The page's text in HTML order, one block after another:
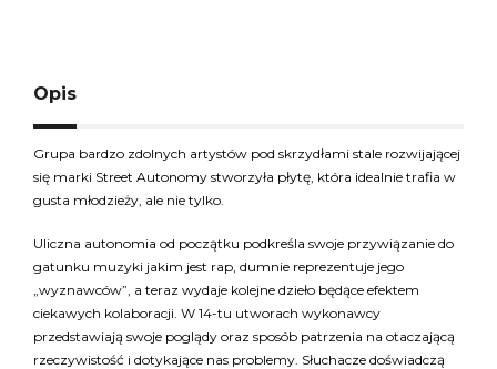
Opis
Grupa bardzo zdolnych artystów pod skrzydłami stale rozwijającej
się marki Street Autonomy stworzyła płytę, która idealnie trafia w
gusta młodzieży, ale nie tylko.
Uliczna autonomia od początku podkreśla swoje przywiązanie do
gatunku muzyki jakim jest rap, dumnie reprezentuje jego
„wyznawców”, a teraz wydaje kolejne dzieło będące efektem
ciekawych kolaboracji. W 14-tu utworach wykonawcy
przedstawiają swoje poglądy oraz sposób patrzenia na otaczającą
rzeczywistość i dotykające nas problemy. Słuchacze doświadczą